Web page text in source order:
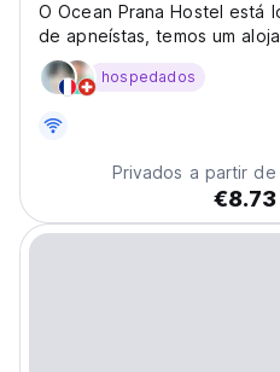
O Ocean Prana Hostel está
de apneístas, temos um
com 6 camas com ar
quente. hospedados
Privados a partir de
€8.73